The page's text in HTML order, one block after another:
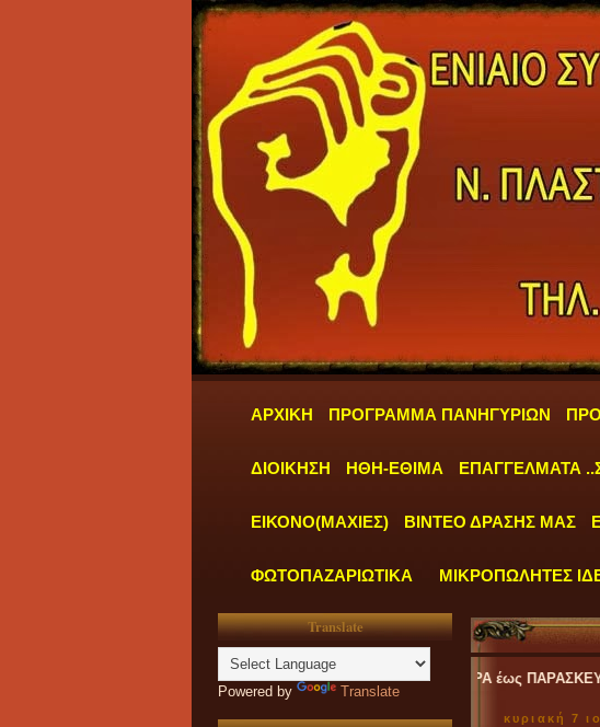
ΑΡΧΙΚΗ ΠΡΟΓΡΑΜΜΑ ΠΑΝΗΓΥΡΙΩΝ
ΔΙΟΙΚΗΣΗ ΗΘΗ-ΕΘΙΜΑ ΕΠΑΓΓΕΛΜΑΤΑ
ΕΙΚΟΝΟ(ΜΑΧΙΕΣ) ΒΙΝΤΕΟ ΔΡΑΣΗΣ ΜΑΣ
ΦΩΤΟΠΑΖΑΡΙΩΤΙΚΑ ΜΙΚΡΟΠΩΛΗΤΕΣ
Translate
Powered by Translate
ΜΑΣ ΛΕΙΤΟΥΡΓΟΥΝ ΚΑΘΗΜΕΡΙΝΑ ΑΠΟ ΔΕΥΤΕΡΑ έως ΠΑΡΑΣΚΕΥΗ και από
κυριακή 7